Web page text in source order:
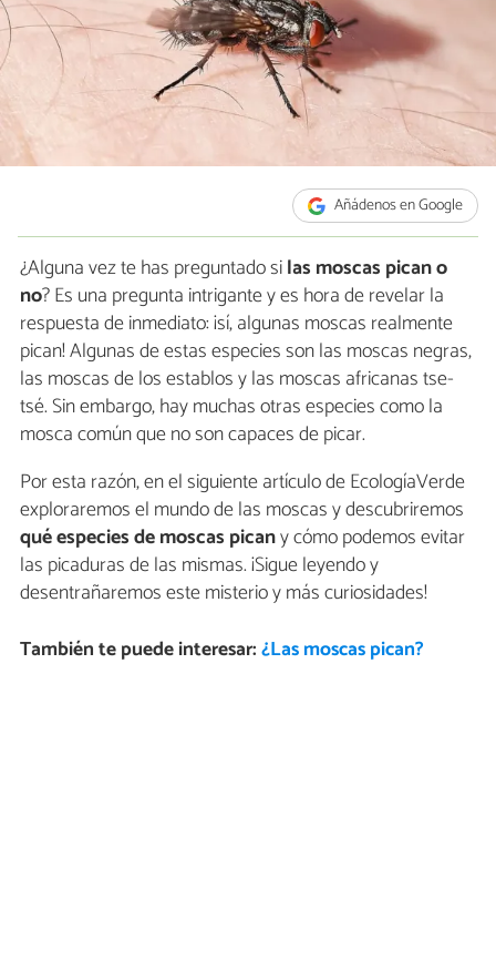
Añádenos en Google
¿Alguna vez te has preguntado silas moscas pican o
no? Es una pregunta intrigante y es hora de revelar la
respuesta de inmediato: ¡sí, algunas moscas realmente
pican! Algunas de estas especies son las moscas negras,
las moscas de los establos y las moscas africanas tse-
tsé. Sin embargo, hay muchas otras especies como la
mosca común que no son capaces de picar.
Por esta razón, en el siguiente artículo de EcologíaVerde
exploraremos el mundo de las moscas y descubriremos
qué especies de moscas picany cómo podemos evitar
las picaduras de las mismas. ¡Sigue leyendo y
desentrañaremos este misterio y más curiosidades!
También te puede interesar:¿Las moscas pican?